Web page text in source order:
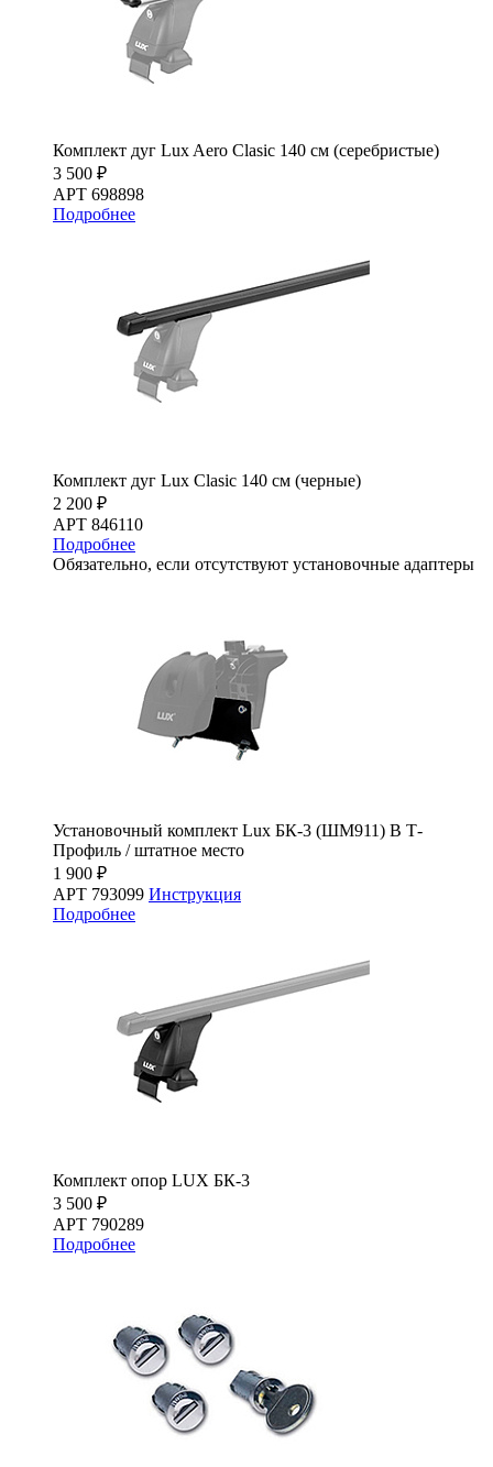
Комплект дуг Lux Aero Clasic 140 см (серебристые)
3 500 ₽
АРТ 698898
Подробнее
Комплект дуг Lux Clasic 140 см (черные)
2 200 ₽
АРТ 846110
Подробнее
Обязательно, если отсутствуют установочные адаптеры
Установочный комплект Lux БК-3 (ШМ911) В Т-
Профиль / штатное место
1 900 ₽
АРТ 793099 Инструкция
Подробнее
Комплект опор LUX БК-3
3 500 ₽
АРТ 790289
Подробнее